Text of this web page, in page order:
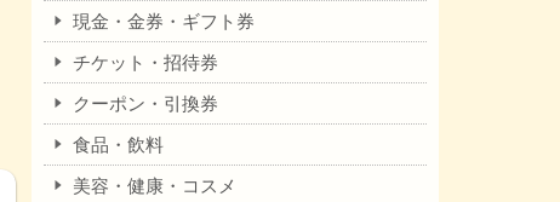
現金・金券・ギフト券
チケット・招待券
クーポン・引換券
食品・飲料
美容・健康・コスメ